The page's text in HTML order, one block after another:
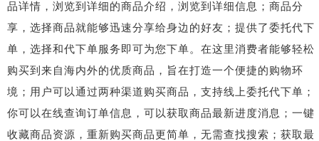
品详情，浏览到详细的商品介绍，浏览到详细信息；商品分
享，选择商品就能够迅速分享给身边的好友；提供了委托代下
单，选择和代下单服务即可为您下单。在这里消费者能够轻松
购买到来自海内外的优质商品，旨在打造一个便捷的购物环
境；用户可以通过两种渠道购买商品，支持线上委托代下单；
你可以在线查询订单信息，可以获取商品最新进度消息；一键
收藏商品资源，重新购买商品更简单，无需查找搜索；获取最